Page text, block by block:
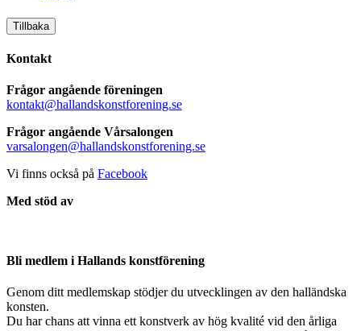
Tillbaka
Kontakt
Frågor angående föreningen
kontakt@hallandskonstforening.se
Frågor angående Vårsalongen
varsalongen@hallandskonstforening.se
Vi finns också på Facebook
Med stöd av
Bli medlem i Hallands konstförening
Genom ditt medlemskap stödjer du utvecklingen av den halländska
konsten.
Du har chans att vinna ett konstverk av hög kvalité vid den årliga